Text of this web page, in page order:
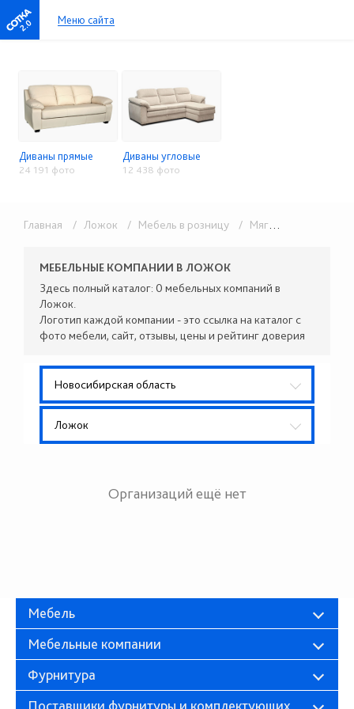
2.0 Меню сайта
Диваны прямые
24 191 фото
Диваны угловые
12 438 фото
Главная / Ложок / Мебель в розницу / Мягкая мебель
МЕБЕЛЬНЫЕ КОМПАНИИ В ЛОЖОК
Здесь полный каталог: 0 мебельных компаний в
Ложок.
Логотип каждой компании - это ссылка на каталог с
фото мебели, сайт, отзывы, цены и рейтинг доверия
Новосибирская область
Ложок
Организаций ещё нет
Мебель
Мебельные компании
Фурнитура
Поставщики фурнитуры и комплектующих